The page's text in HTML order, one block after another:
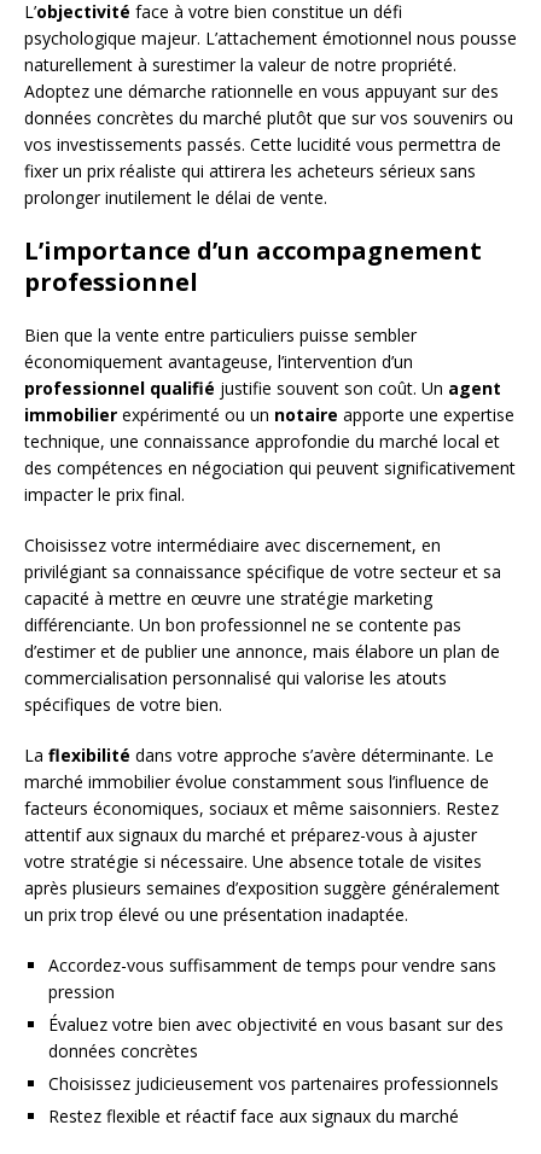
L’objectivité face à votre bien constitue un défi
psychologique majeur. L’attachement émotionnel nous pousse
naturellement à surestimer la valeur de notre propriété.
Adoptez une démarche rationnelle en vous appuyant sur des
données concrètes du marché plutôt que sur vos souvenirs ou
vos investissements passés. Cette lucidité vous permettra de
fixer un prix réaliste qui attirera les acheteurs sérieux sans
prolonger inutilement le délai de vente.
L’importance d’un accompagnement
professionnel
Bien que la vente entre particuliers puisse sembler
économiquement avantageuse, l’intervention d’un
professionnel qualifié justifie souvent son coût. Un agent
immobilier expérimenté ou un notaire apporte une expertise
technique, une connaissance approfondie du marché local et
des compétences en négociation qui peuvent significativement
impacter le prix final.
Choisissez votre intermédiaire avec discernement, en
privilégiant sa connaissance spécifique de votre secteur et sa
capacité à mettre en œuvre une stratégie marketing
différenciante. Un bon professionnel ne se contente pas
d’estimer et de publier une annonce, mais élabore un plan de
commercialisation personnalisé qui valorise les atouts
spécifiques de votre bien.
La flexibilité dans votre approche s’avère déterminante. Le
marché immobilier évolue constamment sous l’influence de
facteurs économiques, sociaux et même saisonniers. Restez
attentif aux signaux du marché et préparez-vous à ajuster
votre stratégie si nécessaire. Une absence totale de visites
après plusieurs semaines d’exposition suggère généralement
un prix trop élevé ou une présentation inadaptée.
Accordez-vous suffisamment de temps pour vendre sans
pression
Évaluez votre bien avec objectivité en vous basant sur des
données concrètes
Choisissez judicieusement vos partenaires professionnels
Restez flexible et réactif face aux signaux du marché